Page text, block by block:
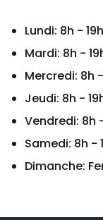
Lundi: 8h - 19h
Mardi: 8h -
Mercredi: 8h
Jeudi: 8h -
Vendredi: 8h
Samedi: 8h -
Dimanche: